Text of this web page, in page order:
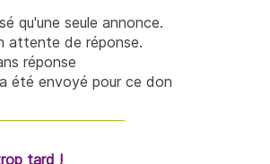
qu'une seule annonce.
attente de réponse.
réponse
été envoyé pour ce don
tard !